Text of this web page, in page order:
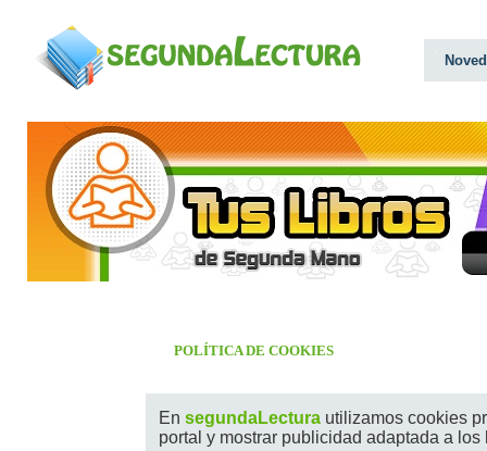
POLÍTICA DE COOKIES
En segundaLectura utilizamos cookies
portal y mostrar publicidad adaptada a